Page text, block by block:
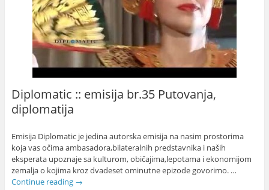
Diplomatic :: emisija br.35 Putovanja,
diplomatija
Emisija Diplomatic je jedina autorska emisija na nasim prostorima
koja vas očima ambasadora,bilateralnih predstavnika i naših
eksperata upoznaje sa kulturom, običajima,lepotama i ekonomijom
zemalja o kojima kroz dvadeset ominutne epizode govorimo. …
Continue reading →